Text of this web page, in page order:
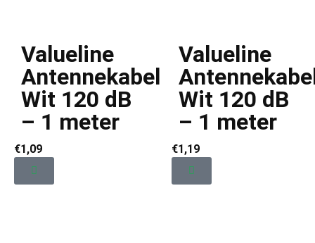
Valueline
Antennekabel
Wit 120 dB
– 1 meter
€1,09
Valueline
Wit 120 dB
– 1 meter
€1,19